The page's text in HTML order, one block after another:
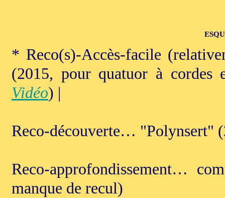
* Reco(s)-Accès-facile
(2015, pour quatuor à
Vidéo) |
Reco-découverte… "Polynsert"
Reco-approfondissement…
manque de recul)